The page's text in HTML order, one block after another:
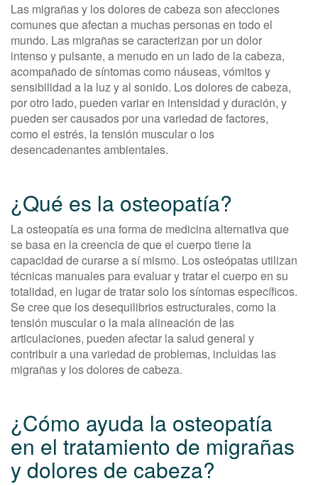
Las migrañas y los dolores de cabeza son afecciones
comunes que afectan a muchas personas en todo el
mundo. Las migrañas se caracterizan por un dolor
intenso y pulsante, a menudo en un lado de la cabeza,
acompañado de síntomas como náuseas, vómitos y
sensibilidad a la luz y al sonido. Los dolores de cabeza,
por otro lado, pueden variar en intensidad y duración, y
pueden ser causados por una variedad de factores,
como el estrés, la tensión muscular o los
desencadenantes ambientales.
¿Qué es la osteopatía?
La osteopatía es una forma de medicina alternativa que
se basa en la creencia de que el cuerpo tiene la
capacidad de curarse a sí mismo. Los osteópatas utilizan
técnicas manuales para evaluar y tratar el cuerpo en su
totalidad, en lugar de tratar solo los síntomas específicos.
Se cree que los desequilibrios estructurales, como la
tensión muscular o la mala alineación de las
articulaciones, pueden afectar la salud general y
contribuir a una variedad de problemas, incluidas las
migrañas y los dolores de cabeza.
¿Cómo ayuda la osteopatía
en el tratamiento de migrañas
y dolores de cabeza?